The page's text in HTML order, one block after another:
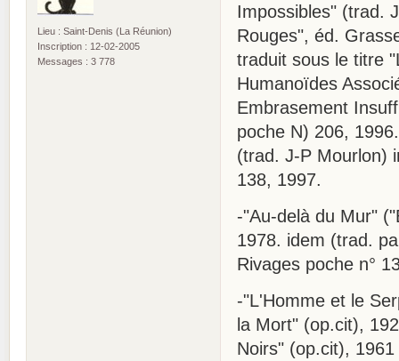
Lieu : Saint-Denis (La Réunion)
Inscription : 12-02-2005
Messages : 3 778
Impossibles" (trad.
Rouges", éd.
traduit sous le titre
Humanoïdes
Embrasement
poche N) 206,
(trad. J-P Mourlon)
138, 1997.
-"Au-delà du Mur"
1978. idem (trad.
Rivages poche n°
-"L'Homme et le
la Mort" (op.cit),
Noirs" (op.cit),